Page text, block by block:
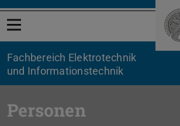
Menü öffnen
Fachbereich Elektrotechnik
und Informationstechnik
Personen